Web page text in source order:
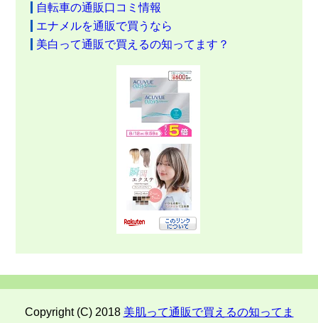
自転車の通販口コミ情報
エナメルを通販で買うなら
美白って通販で買えるの知ってます？
Copyright (C) 2018 美肌って通販で買えるの知ってま